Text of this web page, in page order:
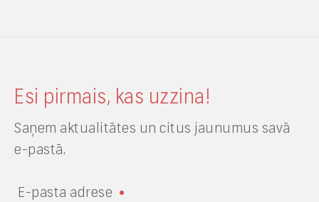
Esi pirmais, kas uzzina!
Saņem aktualitātes un citus jaunumus savā
e-pastā.
E-pasta adrese